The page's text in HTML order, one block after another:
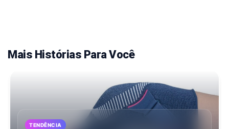
Mais Histórias Para Você
TENDÊNCIA